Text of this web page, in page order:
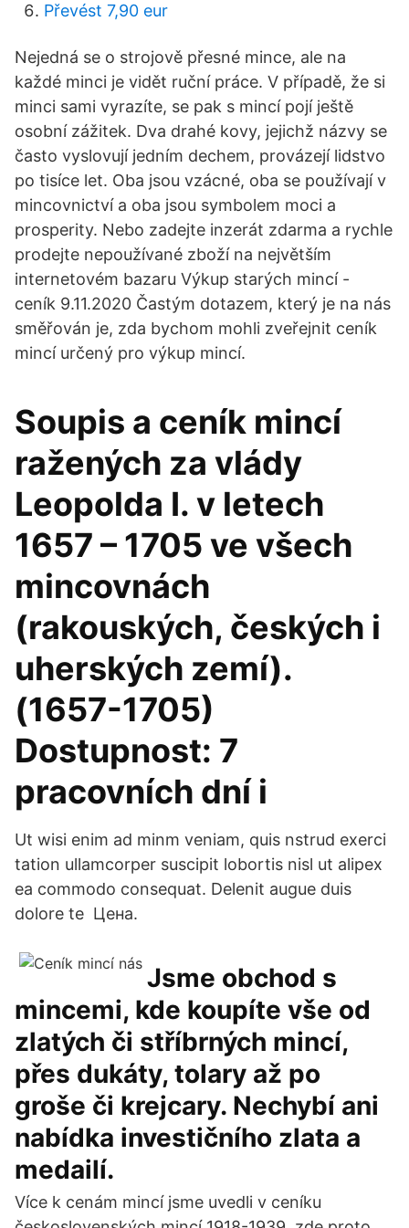
Převést 7,90 eur
Nejedná se o strojově přesné mince, ale na
každé minci je vidět ruční práce. V případě, že si
minci sami vyrazíte, se pak s mincí pojí ještě
osobní zážitek. Dva drahé kovy, jejichž názvy se
často vyslovují jedním dechem, provázejí lidstvo
po tisíce let. Oba jsou vzácné, oba se používají v
mincovnictví a oba jsou symbolem moci a
prosperity. Nebo zadejte inzerát zdarma a rychle
prodejte nepoužívané zboží na největším
internetovém bazaru Výkup starých mincí -
ceník 9.11.2020 Častým dotazem, který je na nás
směřován je, zda bychom mohli zveřejnit ceník
mincí určený pro výkup mincí.
Soupis a ceník mincí
ražených za vlády
Leopolda I. v letech
1657 – 1705 ve všech
mincovnách
(rakouských, českých i
uherských zemí).
(1657-1705)
Dostupnost: 7
pracovních dní i
Ut wisi enim ad minm veniam, quis nstrud exerci
tation ullamcorper suscipit lobortis nisl ut alipex
ea commodo consequat. Delenit augue duis
dolore te Цена.
Jsme obchod s
mincemi, kde koupíte vše od
zlatých či stříbrných mincí,
přes dukáty, tolary až po
groše či krejcary. Nechybí ani
nabídka investičního zlata a
medailí.
Více k cenám mincí jsme uvedli v ceníku